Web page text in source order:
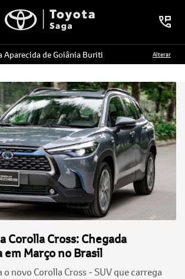
Aparecida de Goiânia Buriti Alterar
Corolla Cross: Chegada
em Março no Brasil
o novo Corolla Cross - SUV que carrega